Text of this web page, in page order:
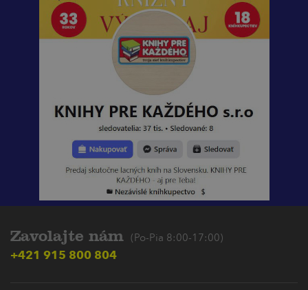
Zavolajte nám (Po-Pia 8:00-17:00)
+421 915 800 804